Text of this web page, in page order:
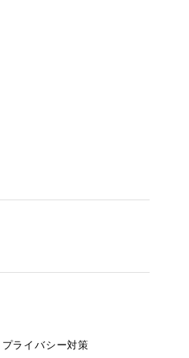
プライバシー対策